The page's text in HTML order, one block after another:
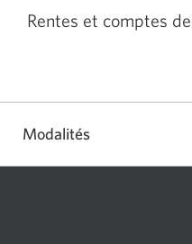
dans
Rentes et comptes
Modalités